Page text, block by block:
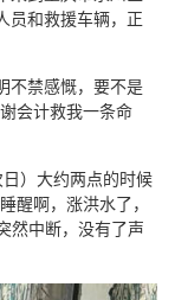
员和救援车辆，正
不禁感慨，要不是
会计救我一条命
）大约两点的时候
醒啊，涨洪水了，
然中断，没有了声